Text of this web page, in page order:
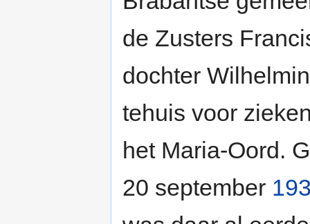
de Zusters
dochter
tehuis voor
het Maria-Oord.
20 september